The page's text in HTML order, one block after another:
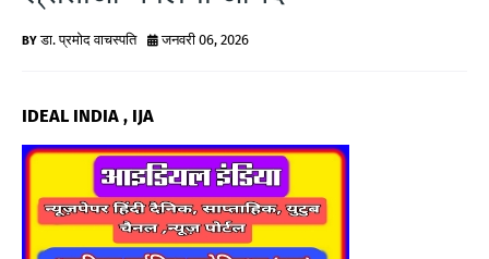
W
डा. प्रमोद वाचस्पति जनवरी 06, 2026
IDEAL INDIA , IJA